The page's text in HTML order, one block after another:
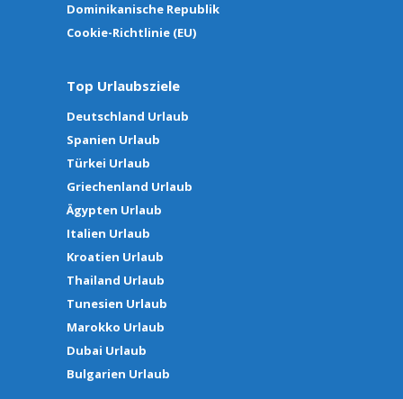
Dominikanische Republik
Cookie-Richtlinie (EU)
Top Urlaubsziele
Deutschland Urlaub
Spanien Urlaub
Türkei Urlaub
Griechenland Urlaub
Ägypten Urlaub
Italien Urlaub
Kroatien Urlaub
Thailand Urlaub
Tunesien Urlaub
Marokko Urlaub
Dubai Urlaub
Bulgarien Urlaub